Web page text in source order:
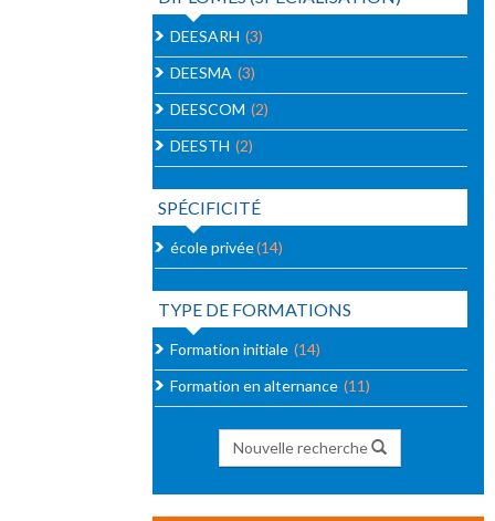
DEESARH (3)
DEESMA (3)
DEESCOM (2)
DEESTH (2)
SPÉCIFICITÉ
école privée(14)
TYPE DE FORMATIONS
Formation initiale (14)
Formation en alternance (11)
Nouvelle recherche